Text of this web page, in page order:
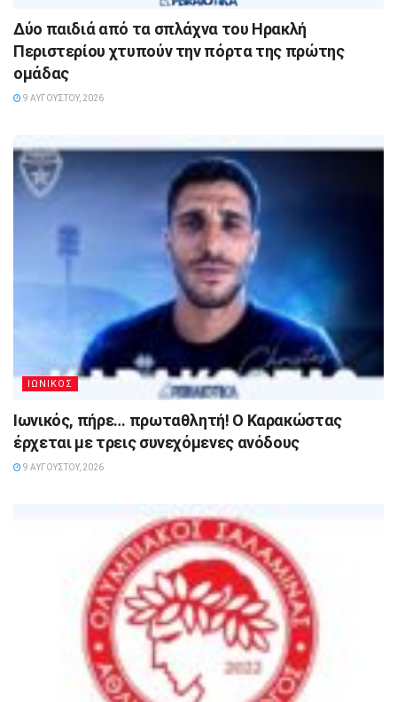
Δύο παιδιά από τα σπλάχνα του Ηρακλή
Περιστερίου χτυπούν την πόρτα της πρώτης
ομάδας
9 ΑΥΓΟΎΣΤΟΥ, 2026
ΙΩΝΙΚΟΣ
Ιωνικός, πήρε… πρωταθλητή! Ο Καρακώστας
έρχεται με τρεις συνεχόμενες ανόδους
9 ΑΥΓΟΎΣΤΟΥ, 2026